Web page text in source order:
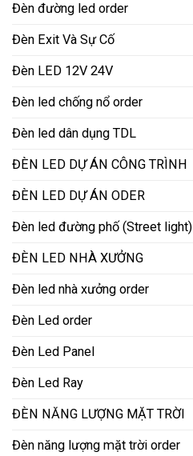
Đèn đường led order
Đèn Exit Và Sự Cố
Đèn LED 12V 24V
Đèn led chống nổ order
Đèn led dân dụng TDL
ĐÈN LED DỰ ÁN CÔNG TRÌNH
ĐÈN LED DỰ ÁN ODER
Đèn led đường phố (Street light)
ĐÈN LED NHÀ XƯỞNG
Đèn led nhà xưởng order
Đèn Led order
Đèn Led Panel
Đèn Led Ray
ĐÈN NĂNG LƯỢNG MẶT TRỜI
Đèn năng lượng mặt trời order